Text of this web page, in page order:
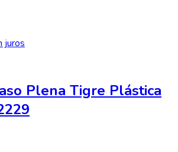
juros
Plena Tigre Plástica